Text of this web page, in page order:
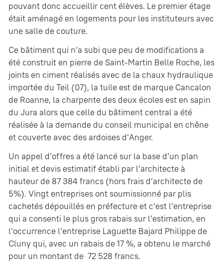
pouvant donc accueillir cent élèves. Le premier étage
était aménagé en logements pour les instituteurs avec
une salle de couture.
Ce bâtiment qui n’a subi que peu de modifications a
été construit en pierre de Saint-Martin Belle Roche, les
joints en ciment réalisés avec de la chaux hydraulique
importée du Teil (07), la tuile est de marque Cancalon
de Roanne, la charpente des deux écoles est en sapin
du Jura alors que celle du bâtiment central a été
réalisée à la demande du conseil municipal en chêne
et couverte avec des ardoises d’Anger.
Un appel d’offres a été lancé sur la base d’un plan
initial et devis estimatif établi par l’architecte à
hauteur de 87 384 francs (hors frais d’architecte de
5%). Vingt entreprises ont soumissionné par plis
cachetés dépouillés en préfecture et c’est l’entreprise
qui a consenti le plus gros rabais sur l’estimation, en
l’occurrence l’entreprise Laguette Bajard Philippe de
Cluny qui, avec un rabais de 17 %, a obtenu le marché
pour un montant de 72 528 francs.